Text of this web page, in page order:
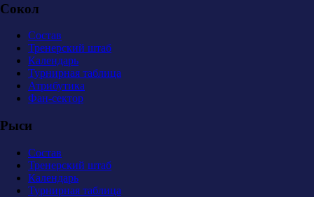
Сокол
Состав
Тренерский штаб
Календарь
Турнирная таблица
Атрибутика
Фан-сектор
Рыси
Состав
Тренерский штаб
Календарь
Турнирная таблица